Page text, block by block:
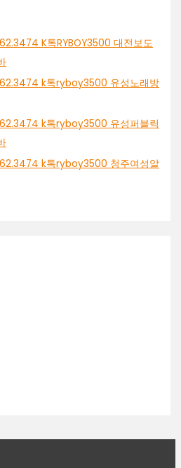
K톡RYBOY3500 대전보도
k톡ryboy3500 유성노래방
k톡ryboy3500 유성퍼블릭
k톡ryboy3500 청주여성알